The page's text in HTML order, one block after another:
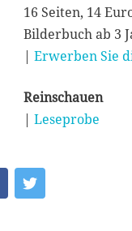
16 Seiten, 14
Bilderbuch ab 3
| Erwerben Sie
Reinschauen
| Leseprobe